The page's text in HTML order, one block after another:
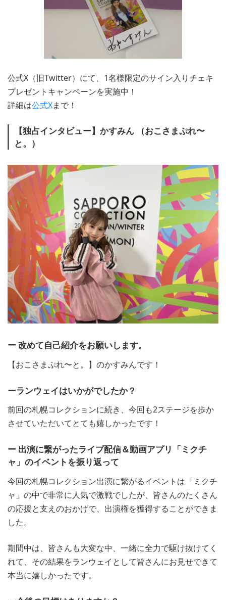
公式X（旧Twitter）にて、1名様限定のサイン入りチェキ
プレゼントキャンペーンを実施中！
詳細は公式Xまで！
【独占インタビュー】かすみん （おこさまぷれ〜
と。）
ー 改めて自己紹介をお願いします。
【おこさまぷれ〜と。】のかすみんです！
ーランウェイはいかがでしたか？
前回の札幌コレクションに続き、今回も2ステージを歩か
させていただいてとても嬉しかったです！
ー 出演に繋がったライブ配信＆動画アプリ「ミクチ
ャ」のイベントを振り返って
今回の札幌コレクション出演に繋がるイベントは「ミクチ
ャ」の中で非常に人気で激戦でしたが、皆さんのたくさん
の応援と支えのおかげで、出演権を獲得することができま
した。
期間中は、皆さんも大変な中、一緒に全力で駆け抜けてく
れて、その結果をランウェイとして皆さんにお見せできて
本当に嬉しかったです。